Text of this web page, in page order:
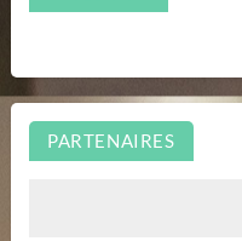
PARTENAIRES